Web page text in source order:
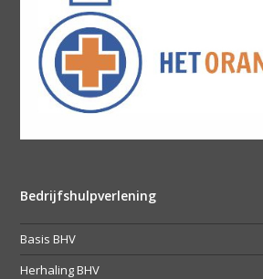
Bedrijfshulpverlening
Basis BHV
Herhaling BHV